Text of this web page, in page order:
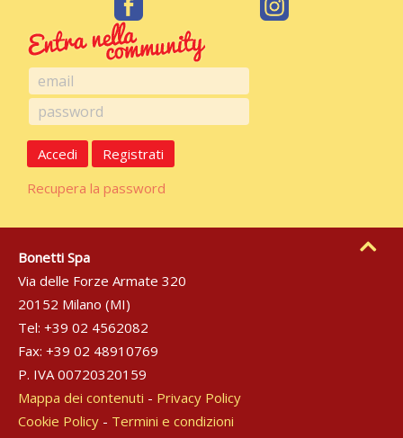
Accedi
Registrati
Recupera la password
Bonetti Spa
Via delle Forze Armate 320
20152 Milano (MI)
Tel: +39 02 4562082
Fax: +39 02 48910769
P. IVA 00720320159
Mappa dei contenuti - Privacy Policy
Cookie Policy - Termini e condizioni